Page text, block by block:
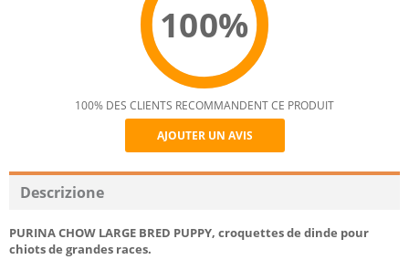
100%
Recommend
100% DES CLIENTS RECOMMANDENT CE PRODUIT
AJOUTER UN AVIS
Descrizione
PURINA CHOW LARGE BRED PUPPY, croquettes de dinde pour
chiots de grandes races.